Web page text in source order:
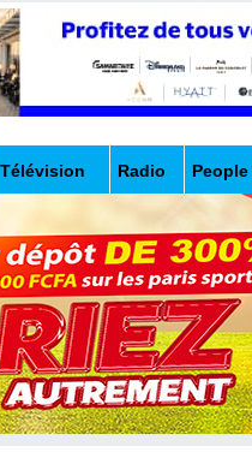
Télévision Radio